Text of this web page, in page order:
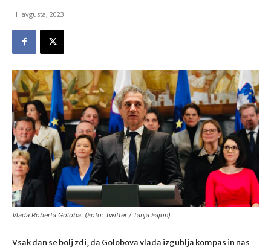
1. avgusta, 2023
Vlada Roberta Goloba. (Foto: Twitter / Tanja Fajon)
Vsak dan se bolj zdi, da Golobova vlada izgublja kompas in nas